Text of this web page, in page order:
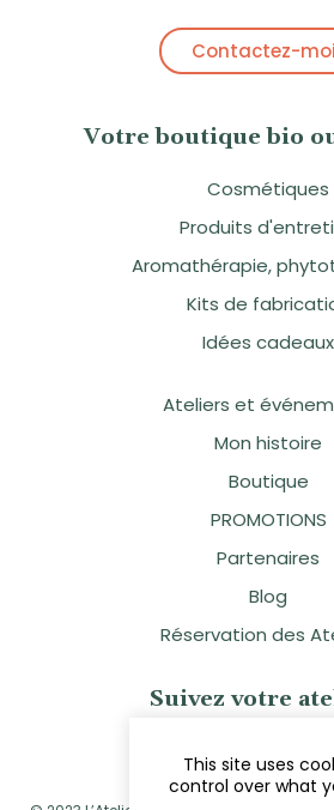
Contactez-moi
Votre boutique bio
Cosmétiques
Produits
Aromathérapie,
Kits de
Idées cadeaux
Ateliers et
Mon histoire
Boutique
PROMOTIONS
Partenaires
Blog
Réservation des
Suivez votre
This site uses
control over what